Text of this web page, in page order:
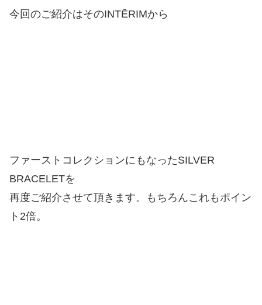
今回のご紹介はそのINTĒRIMから
ファーストコレクションにもなったSILVER
BRACELETを
再度ご紹介させて頂きます。もちろんこれもポイン
ト2倍。